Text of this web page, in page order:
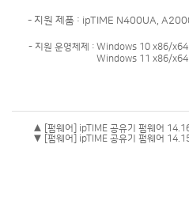
- 지원 제품 : ipTIME N400UA,
- 지원 운영체제 : Windows 10 x86/x64
Windows 11 x86/x64
▲ [펌웨어] ipTIME 공유기 펌웨어
▼ [펌웨어] ipTIME 공유기 펌웨어